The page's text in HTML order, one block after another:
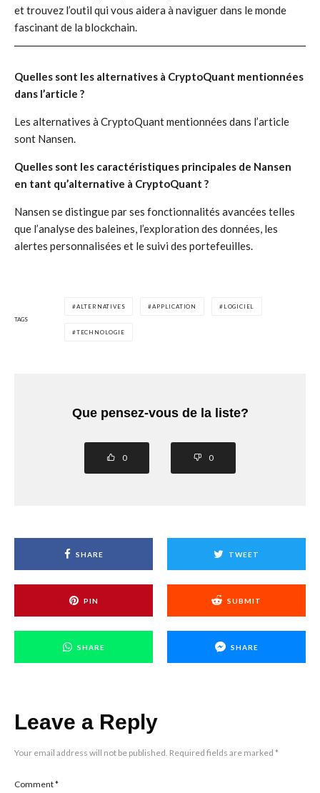
et trouvez l’outil qui vous aidera à naviguer dans le monde
fascinant de la blockchain.
Quelles sont les alternatives à CryptoQuant mentionnées
dans l’article ?
Les alternatives à CryptoQuant mentionnées dans l’article
sont Nansen.
Quelles sont les caractéristiques principales de Nansen
en tant qu’alternative à CryptoQuant ?
Nansen se distingue par ses fonctionnalités avancées telles
que l’analyse des baleines, l’exploration des données, les
alertes personnalisées et le suivi des portefeuilles.
TAGS
ALTERNATIVES APPLICATION LOGICIEL
TECHNOLOGIE
Que pensez-vous de la liste?
0 0
SHARE TWEET
PIN SUBMIT
SHARE SHARE
Leave a Reply
Your email address will not be published. Required fields are marked *
Comment*